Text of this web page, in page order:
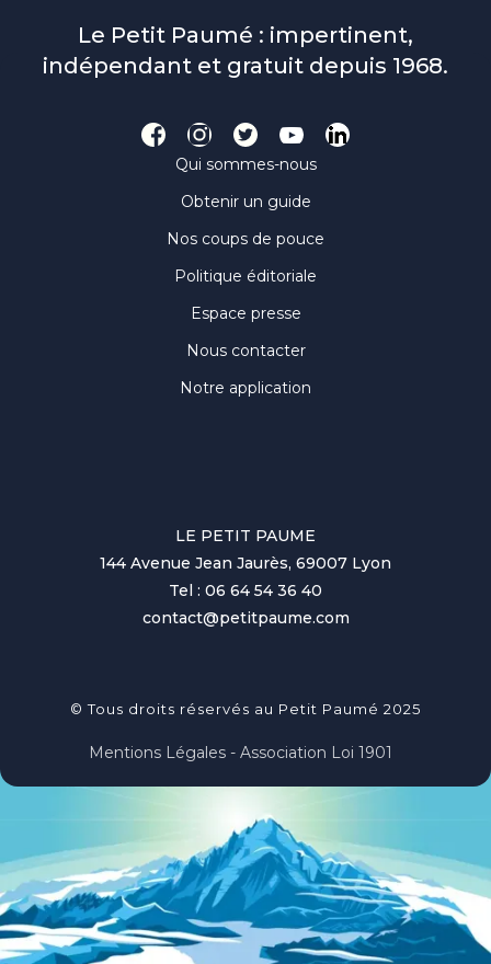
Le Petit Paumé : impertinent,
indépendant et gratuit depuis 1968.
Qui sommes-nous
Obtenir un guide
Nos coups de pouce
Politique éditoriale
Espace presse
Nous contacter
Notre application
LE PETIT PAUME
144 Avenue Jean Jaurès, 69007 Lyon
Tel : 06 64 54 36 40
contact@petitpaume.com
© Tous droits réservés au Petit Paumé 2025
Mentions Légales - Association Loi 1901